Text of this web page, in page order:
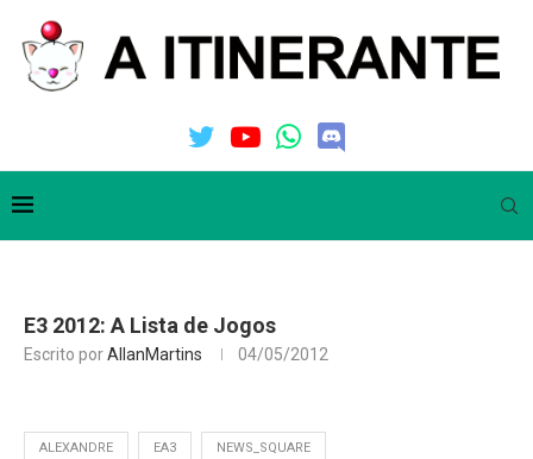
E3 2012: A Lista de Jogos
Escrito porAllanMartins 04/05/2012
ALEXANDRE EA3 NEWS_SQUARE